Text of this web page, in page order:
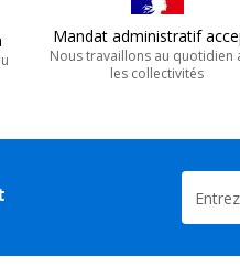
Mandat administratif
Nous travaillons au quotidien
les collectivités